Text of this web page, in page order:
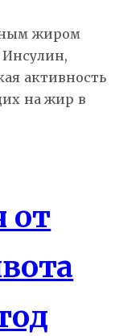
жиром
активность
на жир в
от